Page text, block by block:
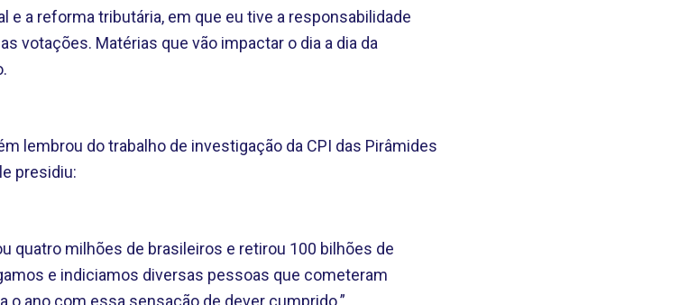
e a reforma tributária, em que eu tive a responsabilidade
votações. Matérias que vão impactar o dia a dia da
lembrou do trabalho de investigação da CPI das Pirâmides
presidiu:
quatro milhões de brasileiros e retirou 100 bilhões de
e indiciamos diversas pessoas que cometeram
o ano com essa sensação de dever cumprido.”